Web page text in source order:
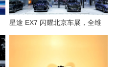
星途 EX7 闪耀北京车展，全维